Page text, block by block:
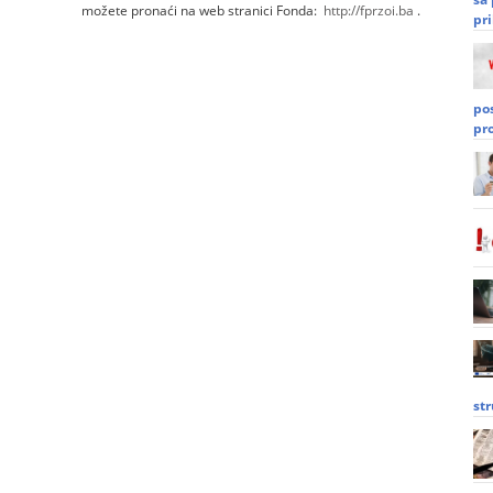
možete pronaći na web stranici Fonda: http://fprzoi.ba .